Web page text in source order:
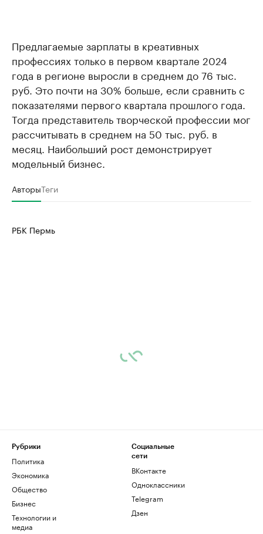
Предлагаемые зарплаты в креативных
профессиях только в первом квартале 2024
года в регионе выросли в среднем до 76 тыс.
руб. Это почти на 30% больше, если сравнить с
показателями первого квартала прошлого года.
Тогда представитель творческой профессии мог
рассчитывать в среднем на 50 тыс. руб. в
месяц. Наибольший рост демонстрирует
модельный бизнес.
АвторыТеги
РБК Пермь
Рубрики
Политика
Экономика
Общество
Бизнес
Технологии и
медиа
Социальные
сети
ВКонтакте
Одноклассники
Telegram
Дзен